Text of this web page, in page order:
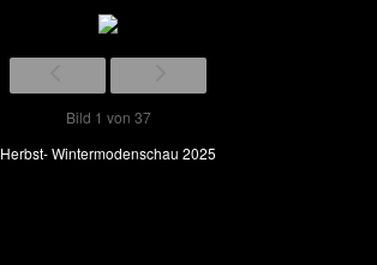
Bild 1 von 37
Herbst- Wintermodenschau 2025